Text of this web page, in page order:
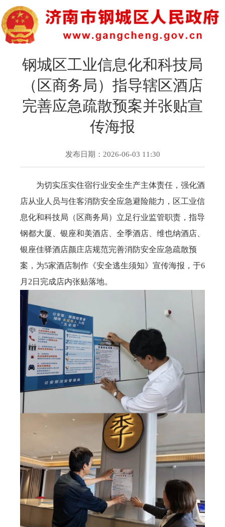
钢城区工业信息化和科技局
（区商务局）指导辖区酒店
完善应急疏散预案并张贴宣
传海报
发布日期：2026-06-03 11:30
为切实压实住宿行业安全生产主体责任，强化酒
店从业人员与住客消防安全应急避险能力，区工业信
息化和科技局（区商务局）立足行业监管职责，指导
钢都大厦、银座和美酒店、全季酒店、维也纳酒店、
银座佳驿酒店颜庄店规范完善消防安全应急疏散预
案，为5家酒店制作《安全逃生须知》宣传海报，于6
月2日完成店内张贴落地。